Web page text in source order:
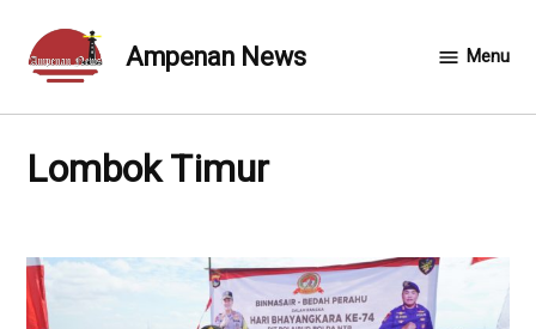
content
Ampenan News Menu
Lombok Timur